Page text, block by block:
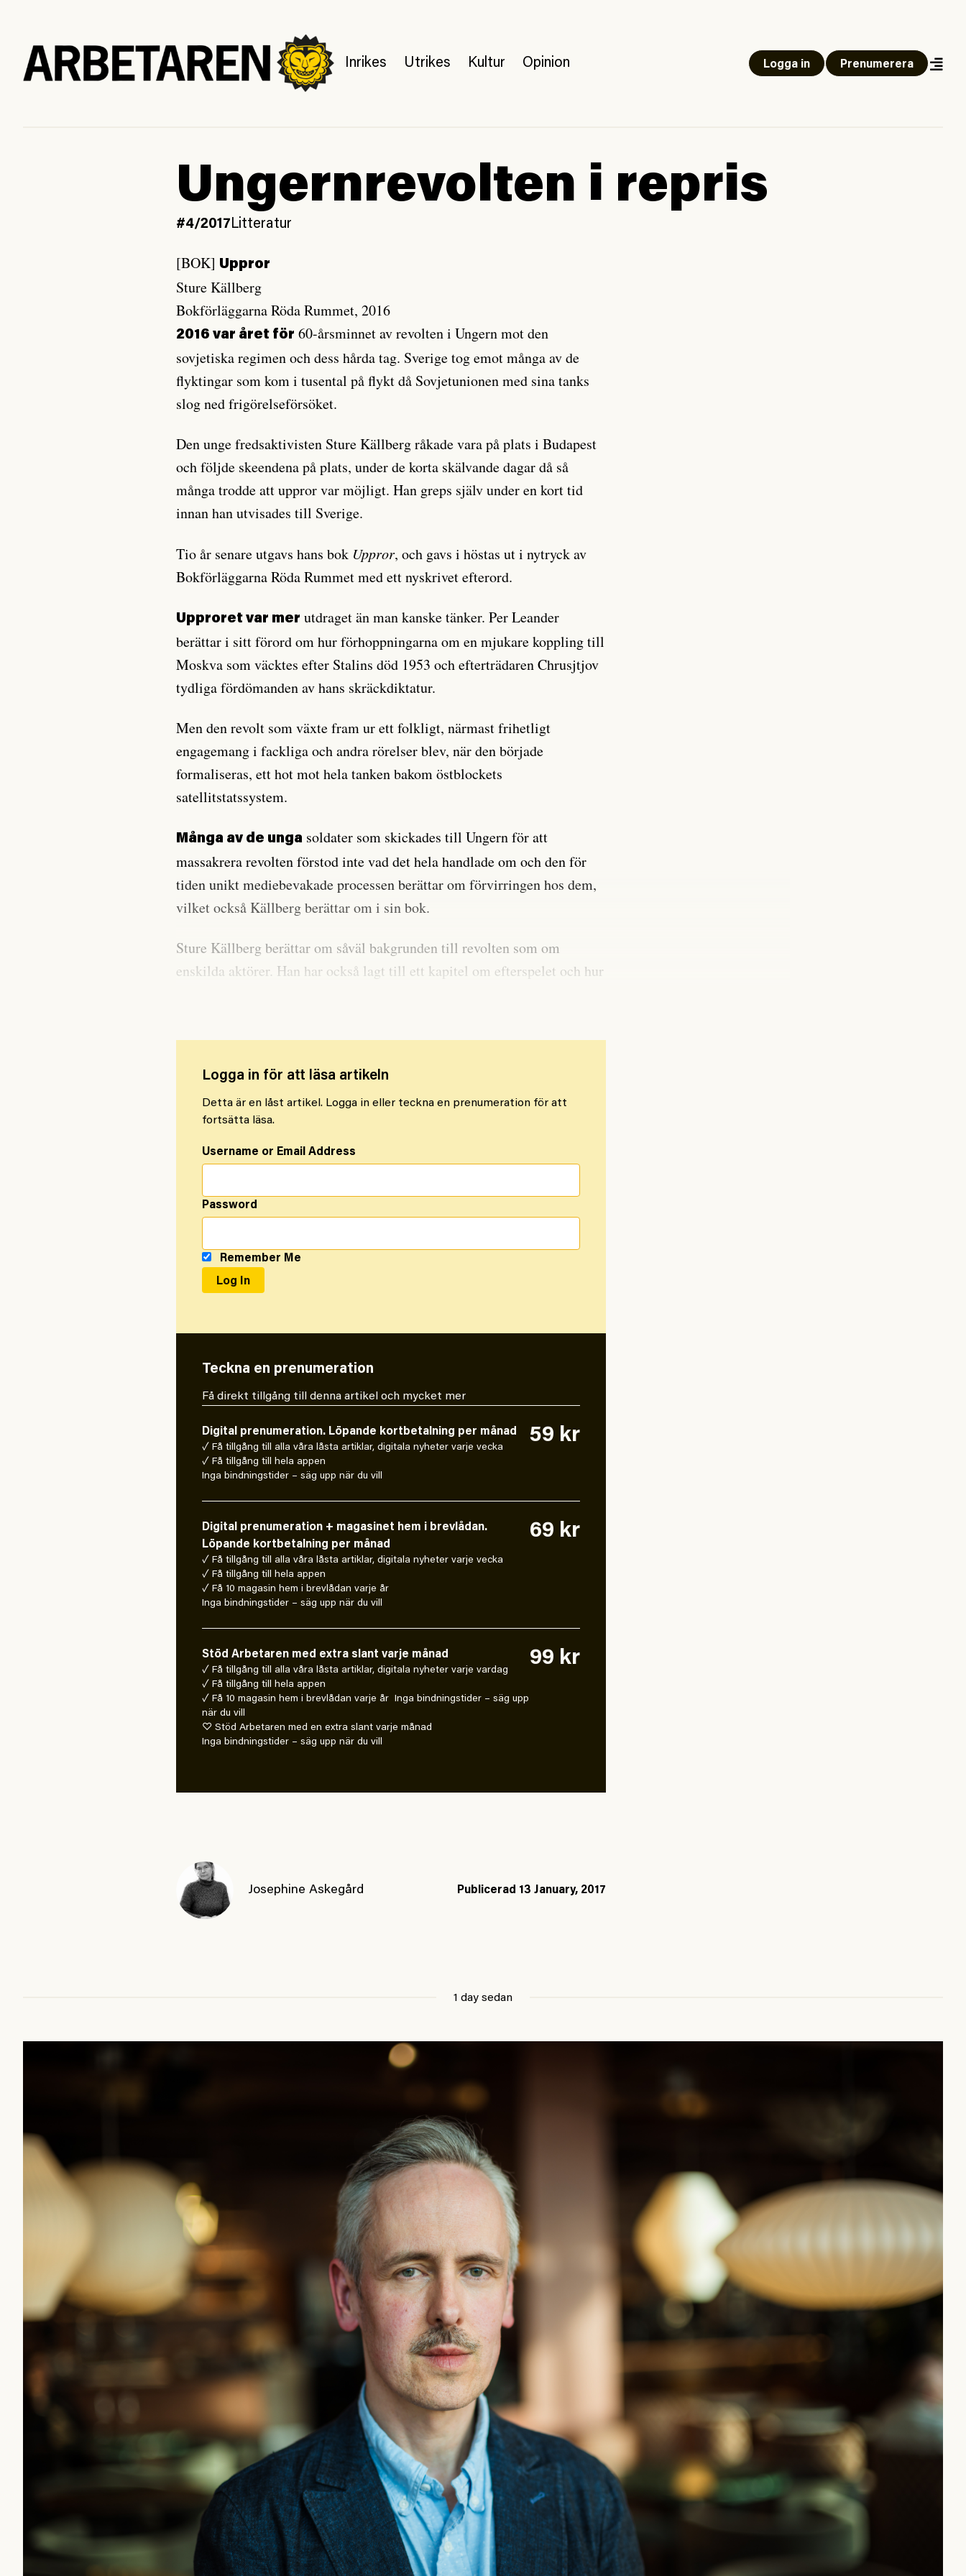
Inrikes Utrikes Kultur Opinion Logga in Prenumerera
Ungernrevolten i repris
#4/2017Litteratur
[BOK] Uppror
Sture Källberg
Bokförläggarna Röda Rummet, 2016
2016 var året för 60-årsminnet av revolten i Ungern mot den
sovjetiska regimen och dess hårda tag. Sverige tog emot många av de
flyktingar som kom i tusental på flykt då Sovjetunionen med sina tanks
slog ned frigörelseförsöket.
Den unge fredsaktivisten Sture Källberg råkade vara på plats i Budapest
och följde skeendena på plats, under de korta skälvande dagar då så
många trodde att uppror var möjligt. Han greps själv under en kort tid
innan han utvisades till Sverige.
Tio år senare utgavs hans bok Uppror, och gavs i höstas ut i nytryck av
Bokförläggarna Röda Rummet med ett nyskrivet efterord.
Upproret var mer utdraget än man kanske tänker. Per Leander
berättar i sitt förord om hur förhoppningarna om en mjukare koppling till
Moskva som väcktes efter Stalins död 1953 och efterträdaren Chrusjtjov
tydliga fördömanden av hans skräckdiktatur.
Men den revolt som växte fram ur ett folkligt, närmast frihetligt
engagemang i fackliga och andra rörelser blev, när den började
formaliseras, ett hot mot hela tanken bakom östblockets
satellitstatssystem.
Många av de unga soldater som skickades till Ungern för att
massakrera revolten förstod inte vad det hela handlade om och den för
tiden unikt mediebevakade processen berättar om förvirringen hos dem,
vilket också Källberg berättar om i sin bok.
Sture Källberg berättar om såväl bakgrunden till revolten som om
enskilda aktörer. Han har också lagt till ett kapitel om efterspelet och hur
Logga in för att läsa artikeln
Detta är en låst artikel. Logga in eller teckna en prenumeration för att
fortsätta läsa.
Username or Email Address
Password
Remember Me
Teckna en prenumeration
Få direkt tillgång till denna artikel och mycket mer
Digital prenumeration. Löpande kortbetalning per månad
✓ Få tillgång till alla våra låsta artiklar, digitala nyheter varje vecka
✓ Få tillgång till hela appen
Inga bindningstider – säg upp när du vill
59 kr
Digital prenumeration + magasinet hem i brevlådan.
Löpande kortbetalning per månad
✓ Få tillgång till alla våra låsta artiklar, digitala nyheter varje vecka
✓ Få tillgång till hela appen
✓ Få 10 magasin hem i brevlådan varje år
Inga bindningstider – säg upp när du vill
69 kr
Stöd Arbetaren med extra slant varje månad
✓ Få tillgång till alla våra låsta artiklar, digitala nyheter varje vardag
✓ Få tillgång till hela appen
✓ Få 10 magasin hem i brevlådan varje år Inga bindningstider – säg upp
när du vill
♡ Stöd Arbetaren med en extra slant varje månad
Inga bindningstider – säg upp när du vill
99 kr
Josephine Askegård Publicerad 13 January, 2017
1 day sedan